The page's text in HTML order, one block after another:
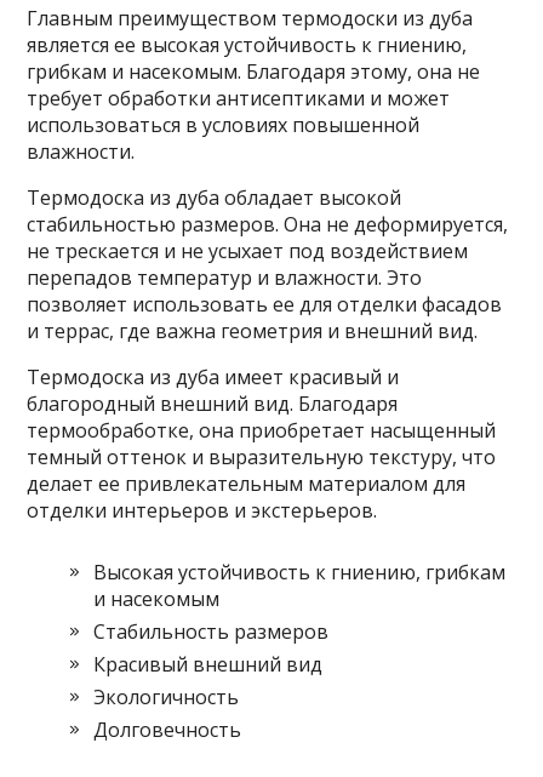
Главным преимуществом термодоски из дуба
является ее высокая устойчивость к гниению,
грибкам и насекомым. Благодаря этому, она не
требует обработки антисептиками и может
использоваться в условиях повышенной
влажности.
Термодоска из дуба обладает высокой
стабильностью размеров. Она не деформируется,
не трескается и не усыхает под воздействием
перепадов температур и влажности. Это
позволяет использовать ее для отделки фасадов
и террас, где важна геометрия и внешний вид.
Термодоска из дуба имеет красивый и
благородный внешний вид. Благодаря
термообработке, она приобретает насыщенный
темный оттенок и выразительную текстуру, что
делает ее привлекательным материалом для
отделки интерьеров и экстерьеров.
Высокая устойчивость к гниению, грибкам
и насекомым
Стабильность размеров
Красивый внешний вид
Экологичность
Долговечность